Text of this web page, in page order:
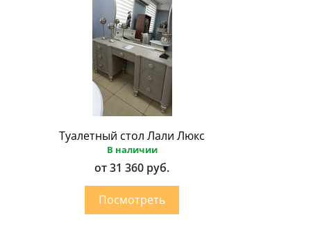
Туалетный стол Лали Люкс
В наличии
от 31 360 руб.